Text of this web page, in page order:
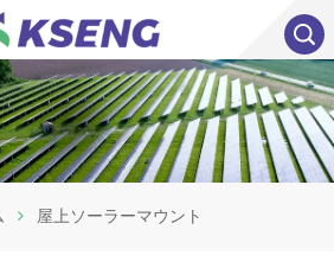
屋上ソーラーマウント